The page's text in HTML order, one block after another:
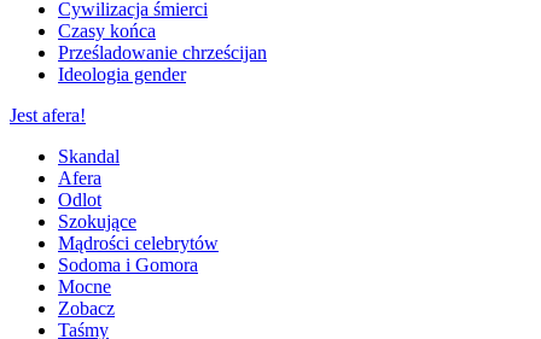
Cywilizacja śmierci
Czasy końca
Prześladowanie chrześcijan
Ideologia gender
Jest afera!
Skandal
Afera
Odlot
Szokujące
Mądrości celebrytów
Sodoma i Gomora
Mocne
Zobacz
Taśmy